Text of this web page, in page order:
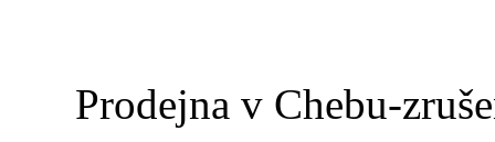
Prodejna v Chebu-